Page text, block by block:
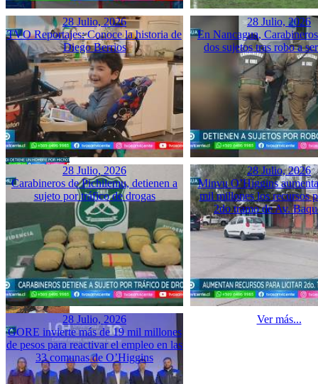
28 Julio, 2026
TVO Reportajes: Conoce la historia de
Diego Berrios
28 Julio, 2026
En Nancagua,
dos sujetos tras robo a
28 Julio, 2026
Carabineros de Pichilemu, detienen a
sujeto por tráfico de drogas
28 Julio, 2026
Minvu O’Higgins
mil millones los recursos
2do tramo de Av.
28 Julio, 2026
GORE invierte más de 19 mil millones
de pesos para reactivar el empleo en las
33 comunas de O’Higgins
Ver más...